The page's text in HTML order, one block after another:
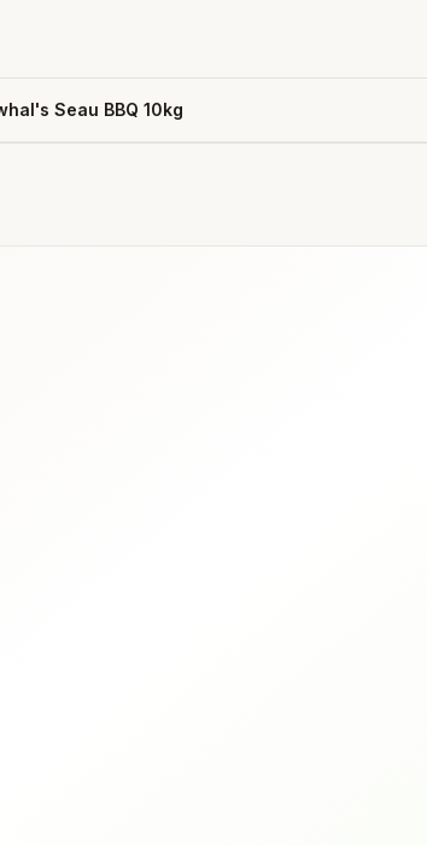
Seau BBQ 10kg